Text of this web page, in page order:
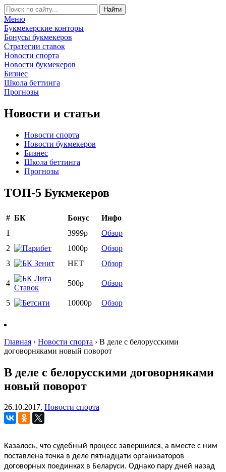
Меню
Букмекерские конторы
Бонусы букмекеров
Стратегии ставок
Новости спорта
Новости букмекеров
Бизнес
Школа беттинга
Прогнозы
Новости и статьи
Новости спорта
Новости букмекеров
Бизнес
Школа беттинга
Прогнозы
ТОП-5 Букмекеров
# БК Бонус
Инфо
1
3999р
Обзор
2
1000р
Обзор
3
НЕТ Обзор
4 500р Обзор
5 10000р Обзор
Главная › Новости спорта › В деле с белорусскими
договорняками новый поворот
В деле с белорусскими договорняками
новый поворот
26.10.2017, Новости спорта
Казалось, что судебный процесс завершился, а вместе с ним
поставлена точка в деле пятнадцати организаторов
договорных поединках в Беларуси. Однако пару дней назад